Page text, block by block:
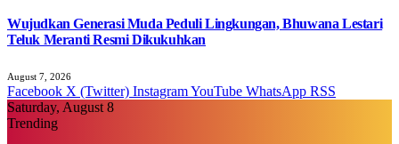
Wujudkan Generasi Muda Peduli Lingkungan, Bhuwana Lestari
Teluk Meranti Resmi Dikukuhkan
August 7, 2026
Facebook X (Twitter) InstagramYouTube WhatsApp RSS
Saturday, August 8
Trending